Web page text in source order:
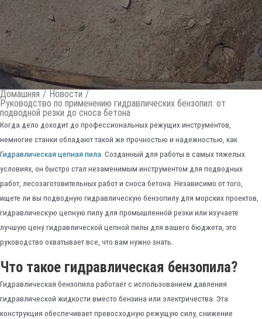
Домашняя / Новости /
Руководство по применению гидравлических бензопил: от
подводной резки до сноса бетона
Когда дело доходит до профессиональных режущих инструментов,
немногие станки обладают такой же прочностью и надежностью, как
Гидравлическая цепная пила. Созданный для работы в самых тяжелых
условиях, он быстро стал незаменимым инструментом для подводных
работ, лесозаготовительных работ и сноса бетона. Независимо от того,
ищете ли вы подводную гидравлическую бензопилу для морских проектов,
гидравлическую цепную пилу для промышленной резки или изучаете
лучшую цену гидравлической цепной пилы для вашего бюджета, это
руководство охватывает все, что вам нужно знать.
Что такое гидравлическая бензопила?
Гидравлическая бензопила работает с использованием давления
гидравлической жидкости вместо бензина или электричества. Эта
конструкция обеспечивает превосходную режущую силу, снижение